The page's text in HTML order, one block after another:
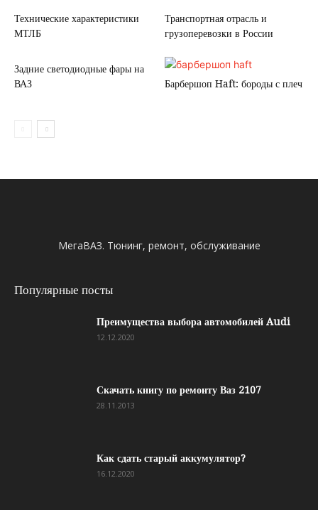
Технические характеристики
МТЛБ
Транспортная отрасль и
грузоперевозки в России
Задние светодиодные фары на
ВАЗ
Барбершоп Haft: бороды с плеч
МегаВАЗ. Тюнинг, ремонт, обслуживание
Популярные посты
Преимущества выбора автомобилей Audi
12.12.2020
Скачать книгу по ремонту Ваз 2107
28.11.2013
Как сдать старый аккумулятор?
16.12.2020